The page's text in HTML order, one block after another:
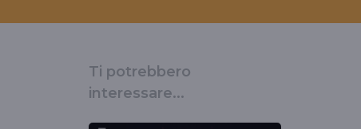
Ti potrebbero
interessare...